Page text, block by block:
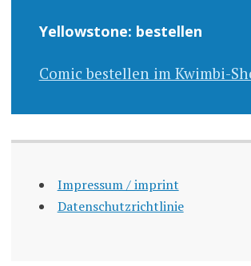
Yellowstone: bestellen
Comic bestellen im Kwimbi-
Impressum / imprint
Datenschutzrichtlinie